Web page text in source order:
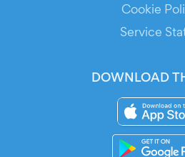
Cookie
Service
DOWNLOAD